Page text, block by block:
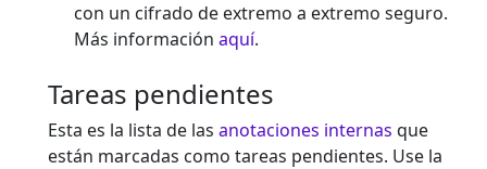
con un cifrado de extremo a extremo seguro.
Más información aquí.
Tareas pendientes
Esta es la lista de las anotaciones internas que
están marcadas como tareas pendientes. Use la